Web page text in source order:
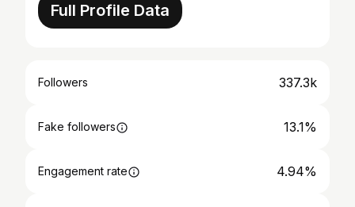
Full Profile Data
Followers 337.3k
Fake followers 13.1%
Engagement rate 4.94%